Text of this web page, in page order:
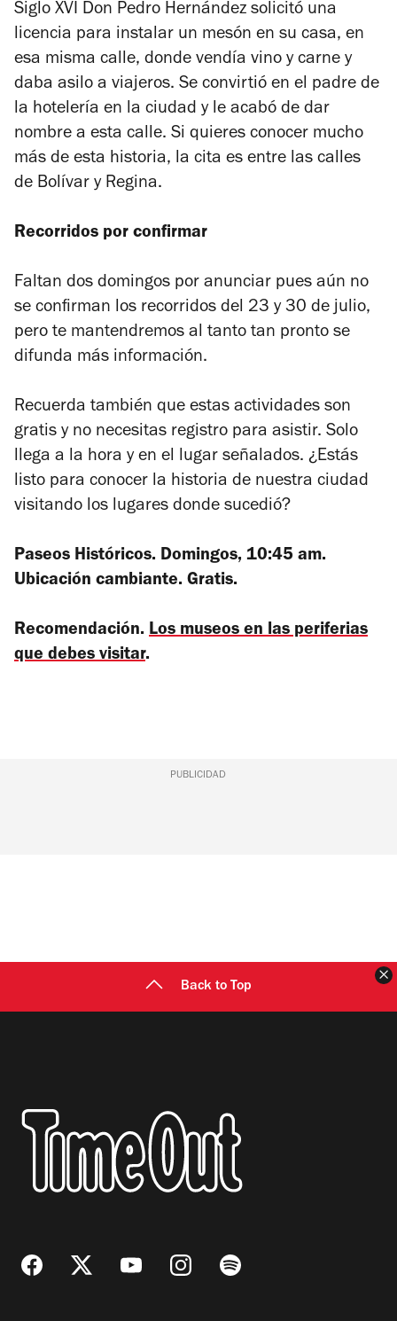
Siglo XVI Don Pedro Hernández solicitó una
licencia para instalar un mesón en su casa, en
esa misma calle, donde vendía vino y carne y
daba asilo a viajeros. Se convirtió en el padre de
la hotelería en la ciudad y le acabó de dar
nombre a esta calle. Si quieres conocer mucho
más de esta historia, la cita es entre las calles
de Bolívar y Regina.
Recorridos por confirmar
Faltan dos domingos por anunciar pues aún no
se confirman los recorridos del 23 y 30 de julio,
pero te mantendremos al tanto tan pronto se
difunda más información.
Recuerda también que estas actividades son
gratis y no necesitas registro para asistir. Solo
llega a la hora y en el lugar señalados. ¿Estás
listo para conocer la historia de nuestra ciudad
visitando los lugares donde sucedió?
Paseos Históricos. Domingos, 10:45 am.
Ubicación cambiante. Gratis.
Recomendación. Los museos en las periferias
que debes visitar.
PUBLICIDAD
Back to Top